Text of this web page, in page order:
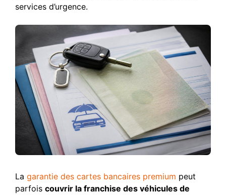
services d’urgence.
La garantie des cartes bancaires premium peut
parfois couvrir la franchise des véhicules de